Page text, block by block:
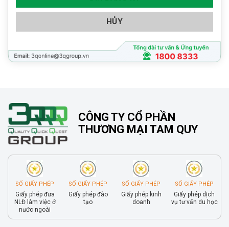
HỦY
CÔNG TY CỔ PHẦN
THƯƠNG MẠI TAM QUY
SỐ GIẤY PHÉP
Giấy phép đưa
NLĐ làm việc ở
nước ngoài
SỐ GIẤY PHÉP
Giấy phép đào
tạo
SỐ GIẤY PHÉP
Giấy phép kinh
doanh
SỐ GIẤY PHÉP
Giấy phép dịch
vụ tư vấn du học